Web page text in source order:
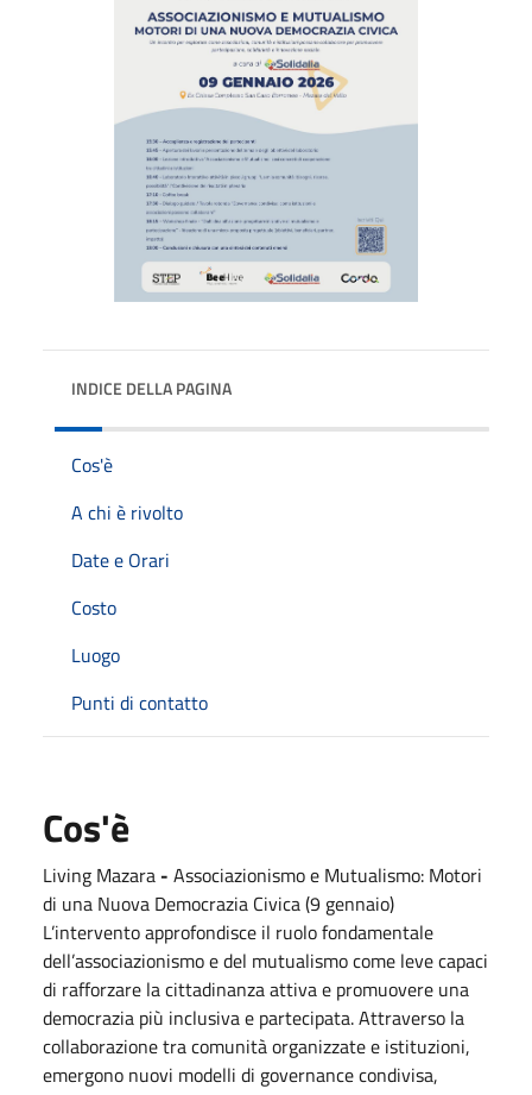
INDICE DELLA PAGINA
Cos'è
A chi è rivolto
Date e Orari
Costo
Luogo
Punti di contatto
Cos'è
Living Mazara- Associazionismo e Mutualismo: Motori
di una Nuova Democrazia Civica (9 gennaio)
L’intervento approfondisce il ruolo fondamentale
dell’associazionismo e del mutualismo come leve capaci
di rafforzare la cittadinanza attiva e promuovere una
democrazia più inclusiva e partecipata. Attraverso la
collaborazione tra comunità organizzate e istituzioni,
emergono nuovi modelli di governance condivisa,